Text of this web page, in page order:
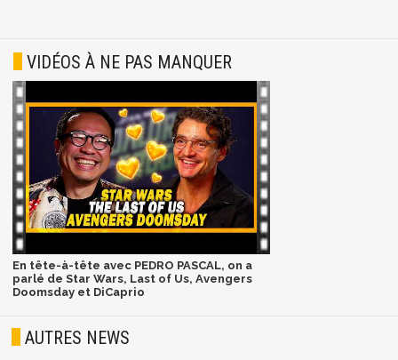
VIDÉOS À NE PAS MANQUER
En tête-à-tête avec PEDRO PASCAL, on a
parlé de Star Wars, Last of Us, Avengers
Doomsday et DiCaprio
AUTRES NEWS